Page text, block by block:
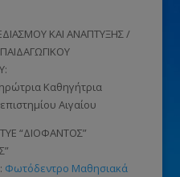
ΚΑΙ ΑΝΑΠΤΥΞΗΣ /
Καθηγήτρια
Αιγαίου
“ΔΙΟΦΑΝΤΟΣ”
Φωτόδεντρο Μαθησιακά